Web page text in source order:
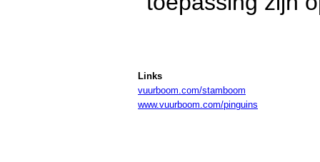
Links
vuurboom.com/stamboom
www.vuurboom.com/pinguins